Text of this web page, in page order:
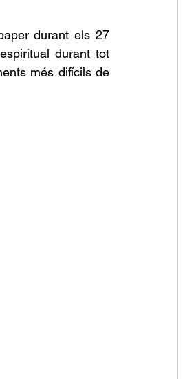
durant els 27
durant tot
més difícils de